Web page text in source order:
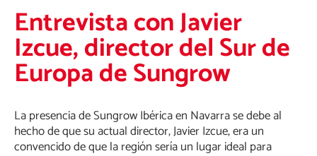
Entrevista con Javier
Izcue, director del Sur de
Europa de Sungrow
La presencia de Sungrow Ibérica en Navarra se debe al
hecho de que su actual director, Javier Izcue, era un
convencido de que la región sería un lugar ideal para